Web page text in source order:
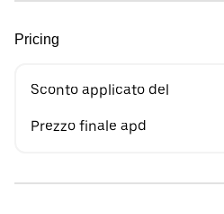
Pricing
Sconto applicato del
Prezzo finale apd